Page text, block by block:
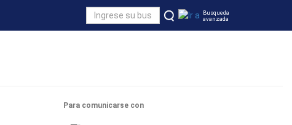
Busqueda
avanzada
Para comunicarse con